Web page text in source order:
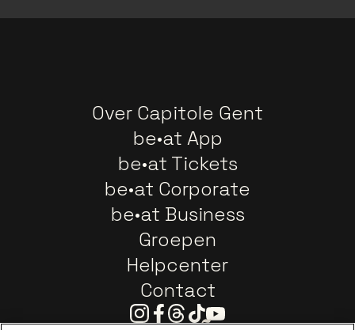
Over Capitole Gent
be•at App
be•at Tickets
be•at Corporate
be•at Business
Groepen
Helpcenter
Contact
Instagram
Facebook
Threads
TiktokYoutube